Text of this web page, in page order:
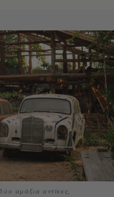
αμάξια αντίκες,